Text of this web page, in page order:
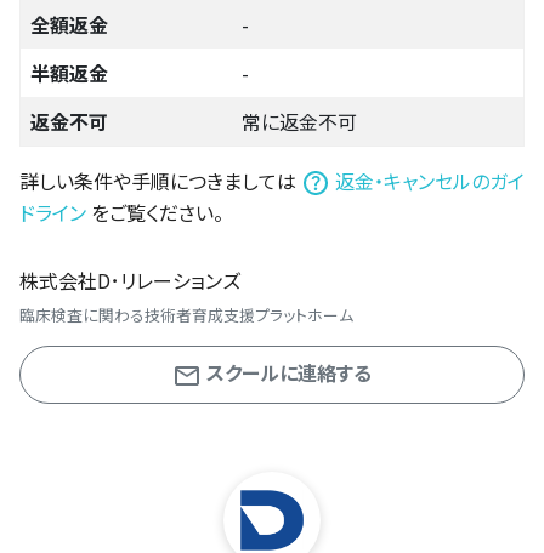
全額返金
-
半額返金
-
返金不可
常に返金不可
詳しい条件や手順につきましては
返金・キャンセルのガイ
ドライン をご覧ください。
株式会社D･リレーションズ
臨床検査に関わる技術者育成支援プラットホーム
スクールに連絡する